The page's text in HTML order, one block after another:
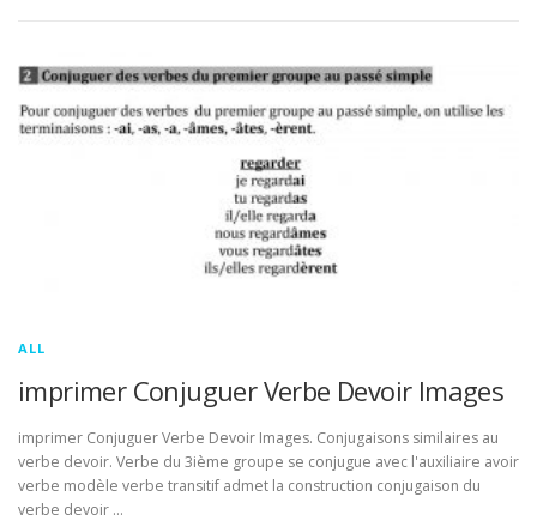
ALL
imprimer Conjuguer Verbe Devoir Images
imprimer Conjuguer Verbe Devoir Images. Conjugaisons similaires au
verbe devoir. Verbe du 3ième groupe se conjugue avec l'auxiliaire avoir
verbe modèle verbe transitif admet la construction conjugaison du
verbe devoir …